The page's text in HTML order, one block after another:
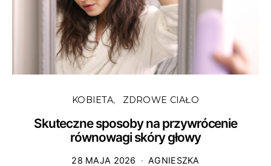
KOBIETA ZDROWE CIAŁO
Skuteczne sposoby na przywrócenie
równowagi skóry głowy
28 MAJA 2026 AGNIESZKA